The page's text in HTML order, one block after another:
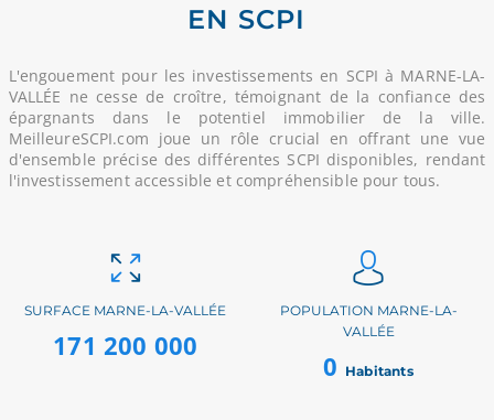
EN SCPI
L'engouement pour les investissements en SCPI à MARNE-LA-
VALLÉE ne cesse de croître, témoignant de la confiance des
épargnants dans le potentiel immobilier de la ville.
MeilleureSCPI.com joue un rôle crucial en offrant une vue
d'ensemble précise des différentes SCPI disponibles, rendant
l'investissement accessible et compréhensible pour tous.
SURFACE MARNE-LA-VALLÉE
171 200 000
POPULATION MARNE-LA-
VALLÉE
0 Habitants